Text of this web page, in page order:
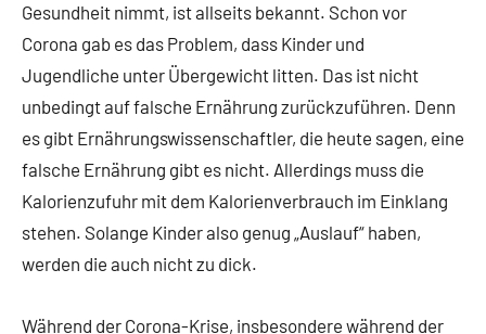
Gesundheit nimmt, ist allseits bekannt. Schon vor
Corona gab es das Problem, dass Kinder und
Jugendliche unter Übergewicht litten. Das ist nicht
unbedingt auf falsche Ernährung zurückzuführen. Denn
es gibt Ernährungswissenschaftler, die heute sagen, eine
falsche Ernährung gibt es nicht. Allerdings muss die
Kalorienzufuhr mit dem Kalorienverbrauch im Einklang
stehen. Solange Kinder also genug „Auslauf“ haben,
werden die auch nicht zu dick.
Während der Corona-Krise, insbesondere während der